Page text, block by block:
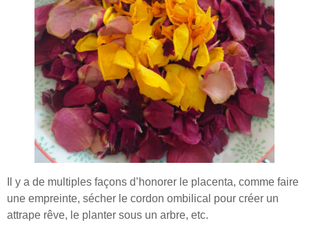
Il y a de multiples façons d’honorer le placenta, comme faire
une empreinte, sécher le cordon ombilical pour créer un
attrape rêve, le planter sous un arbre, etc.